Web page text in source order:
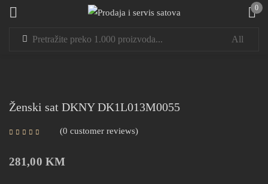
0
Ženski sat DKNY DK1L013M0055
0 customer reviews
281,00 KM
Sign in